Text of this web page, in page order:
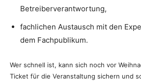
Betreiberverantwortung,
fachlichen Austausch mit den
dem Fachpublikum.
Wer schnell ist, kann sich noch vor
Ticket für die Veranstaltung sichern und